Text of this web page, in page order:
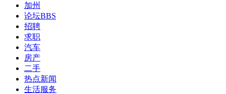
加州
论坛BBS
招聘
求职
汽车
房产
二手
热点新闻
生活服务